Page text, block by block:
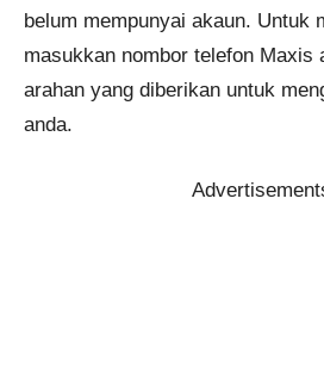
belum mempunyai akaun. Untuk
masukkan nombor telefon Maxis
arahan yang diberikan untuk
anda.